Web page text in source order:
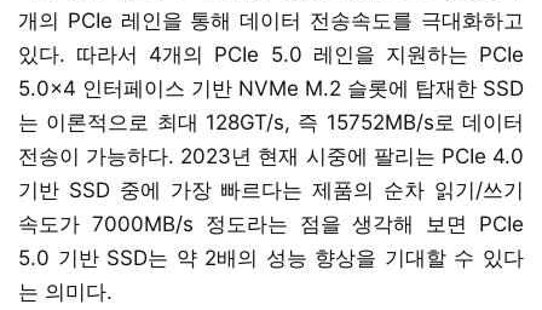
개의 PCIe 레인을 통해 데이터 전송속도를 극대화하고
있다. 따라서 4개의 PCIe 5.0 레인을 지원하는 PCIe
5.0x4 인터페이스 기반 NVMe M.2 슬롯에 탑재한 SSD
는 이론적으로 최대 128GT/s, 즉 15752MB/s로 데이터
전송이 가능하다. 2023년 현재 시중에 팔리는 PCIe 4.0
기반 SSD 중에 가장 빠르다는 제품의 순차 읽기/쓰기
속도가 7000MB/s 정도라는 점을 생각해 보면 PCIe
5.0 기반 SSD는 약 2배의 성능 향상을 기대할 수 있다
는 의미다.